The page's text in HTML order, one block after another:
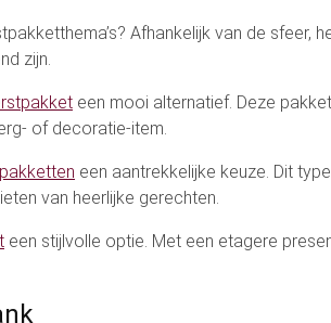
Afhankelijk van de sfeer,
zijn.
een mooi alternatief. Deze
of decoratie-item.
een aantrekkelijke keuze. Dit
van heerlijke gerechten.
een stijlvolle optie. Met een etagere